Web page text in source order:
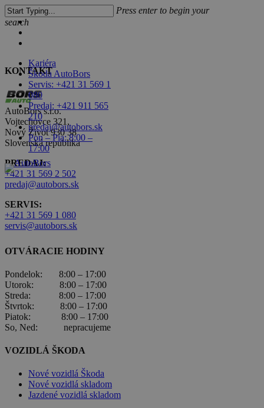
Skip
to
main
content
facebook
Kariéra
Škoda AutoBors
Servis: +421 31 569 1
080
Predaj: +421 911 565
210
predaj@autobors.sk
Pon – Pia: 8:00 –
17:00
Press enter to begin your
search
Close
Search
KONTAKT
AutoBors s.r.o.
Vojtechovce 321,
Nový Život 930 38
Slovenská republika
PREDAJ:
+421 31 569 2 502
predaj@autobors.sk
SERVIS:
+421 31 569 1 080
servis@autobors.sk
OTVÁRACIE HODINY
Pondelok: 8:00 – 17:00
Utorok: 8:00 – 17:00
Streda: 8:00 – 17:00
Štvrtok: 8:00 – 17:00
Piatok: 8:00 – 17:00
So, Ned: nepracujeme
VOZIDLÁ ŠKODA
Nové vozidlá Škoda
Nové vozidlá skladom
Jazdené vozidlá skladom